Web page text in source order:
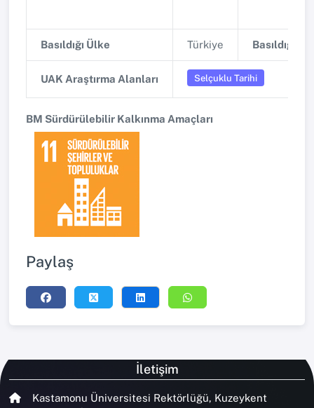
Basıldığı Ülke Türkiye Basıldığı
UAK Araştırma Alanları Selçuklu Tarihi
BM Sürdürülebilir Kalkınma Amaçları
Paylaş
İletişim
Kastamonu Üniversitesi Rektörlüğü, Kuzeykent